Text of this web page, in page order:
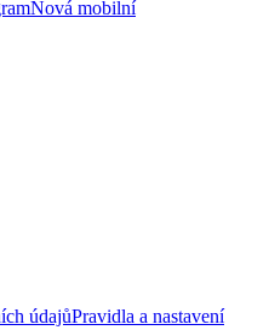
Nová mobilní
údajůPravidla a nastavení